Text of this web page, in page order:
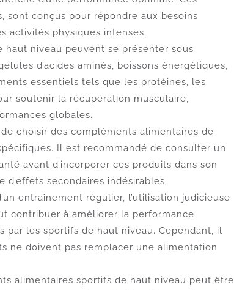
sont conçus pour répondre aux besoins
activités physiques intenses.
niveau peuvent se présenter sous
d’acides aminés, boissons énergétiques,
essentiels tels que les protéines, les
soutenir la récupération musculaire,
globales.
choisir des compléments alimentaires de
Il est recommandé de consulter un
avant d’incorporer ces produits dans son
d’effets secondaires indésirables.
entraînement régulier, l’utilisation judicieuse
contribuer à améliorer la performance
les sportifs de haut niveau. Cependant, il
ne doivent pas remplacer une alimentation
alimentaires sportifs de haut niveau peut être